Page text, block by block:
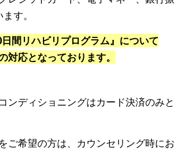
す。
日間リハビリプログラム』について
対応となっております。
ンディショニングはカード決済のみと
ご希望の方は、カウンセリング時にお